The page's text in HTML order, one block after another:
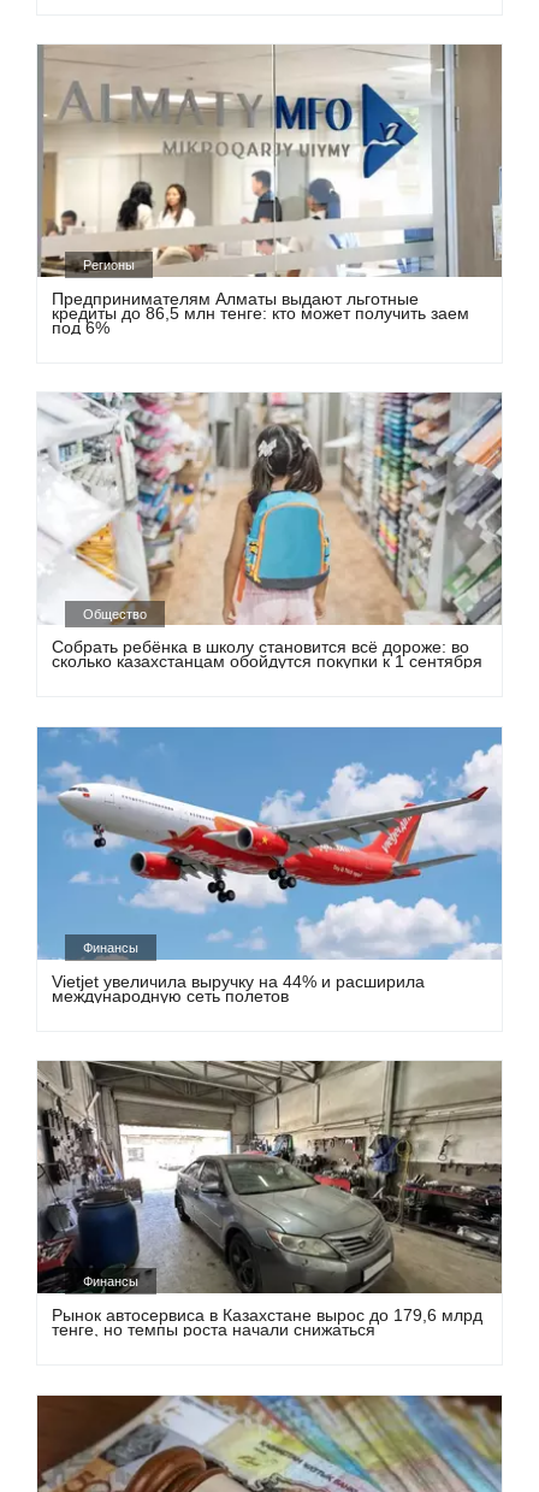
Регионы
Предпринимателям Алматы выдают льготные
кредиты до 86,5 млн тенге: кто может получить заем
под 6%
Общество
Собрать ребёнка в школу становится всё дороже: во
сколько казахстанцам обойдутся покупки к 1 сентября
Финансы
Vietjet увеличила выручку на 44% и расширила
международную сеть полетов
Финансы
Рынок автосервиса в Казахстане вырос до 179,6 млрд
тенге, но темпы роста начали снижаться